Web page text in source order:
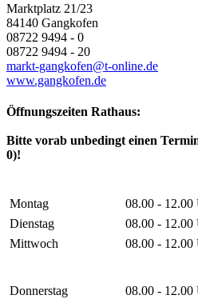
Marktplatz 21/23
84140 Gangkofen
08722 9494 - 0
08722 9494 - 20
markt-gangkofen@t-online.de
www.gangkofen.de
Öffnungszeiten Rathaus:
Bitte vorab unbedingt einen
0)!
Montag 08.00 - 12.00
Dienstag
08.00 - 12.00
Mittwoch
08.00 - 12.00
Donnerstag 08.00 - 12.00